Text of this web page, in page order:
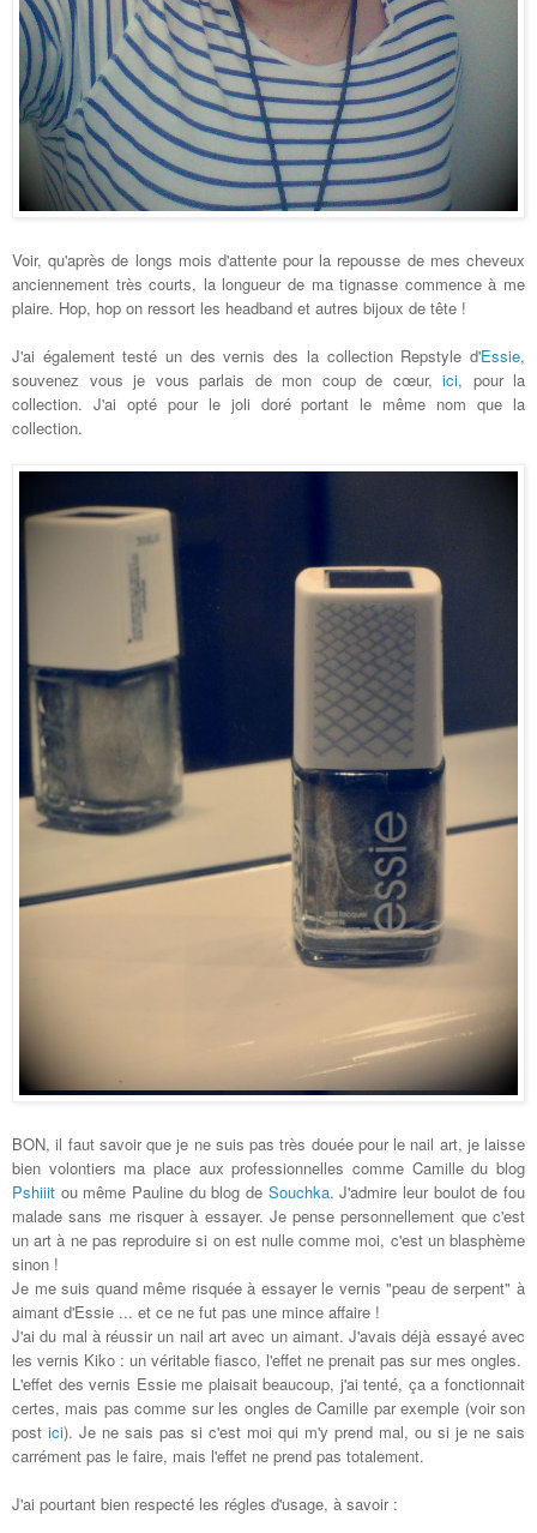
Voir, qu'après de longs mois d'attente pour la repousse de mes cheveux
anciennement très courts, la longueur de ma tignasse commence à me
plaire. Hop, hop on ressort les headband et autres bijoux de tête !
J'ai également testé un des vernis des la collection Repstyle d'Essie,
souvenez vous je vous parlais de mon coup de cœur, ici, pour la
collection. J'ai opté pour le joli doré portant le même nom que la
collection.
BON, il faut savoir que je ne suis pas très douée pour le nail art, je laisse
bien volontiers ma place aux professionnelles comme Camille du blog
Pshiiit ou même Pauline du blog de Souchka. J'admire leur boulot de fou
malade sans me risquer à essayer. Je pense personnellement que c'est
un art à ne pas reproduire si on est nulle comme moi, c'est un blasphème
sinon !
Je me suis quand même risquée à essayer le vernis "peau de serpent" à
aimant d'Essie ... et ce ne fut pas une mince affaire !
J'ai du mal à réussirun nail art avec un aimant. J'avais déjà essayé avec
les vernis Kiko : un véritable fiasco, l'effet ne prenait pas sur mes ongles.
L'effet des vernis Essie me plaisaitbeaucoup, j'ai tenté, ça a fonctionnait
certes, mais pas comme sur les ongles de Camille par exemple (voir son
post ici). Je ne sais pas si c'est moi qui m'y prend mal, ou si je ne sais
carrément pas le faire, mais l'effet ne prend pas totalement.
J'ai pourtant bien respecté les régles d'usage, à savoir :